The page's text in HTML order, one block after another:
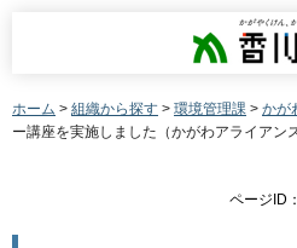
香川
ホーム > 組織から探す > 環境管理課 > かが
ー講座を実施しました（かがわアライアンス
ページID